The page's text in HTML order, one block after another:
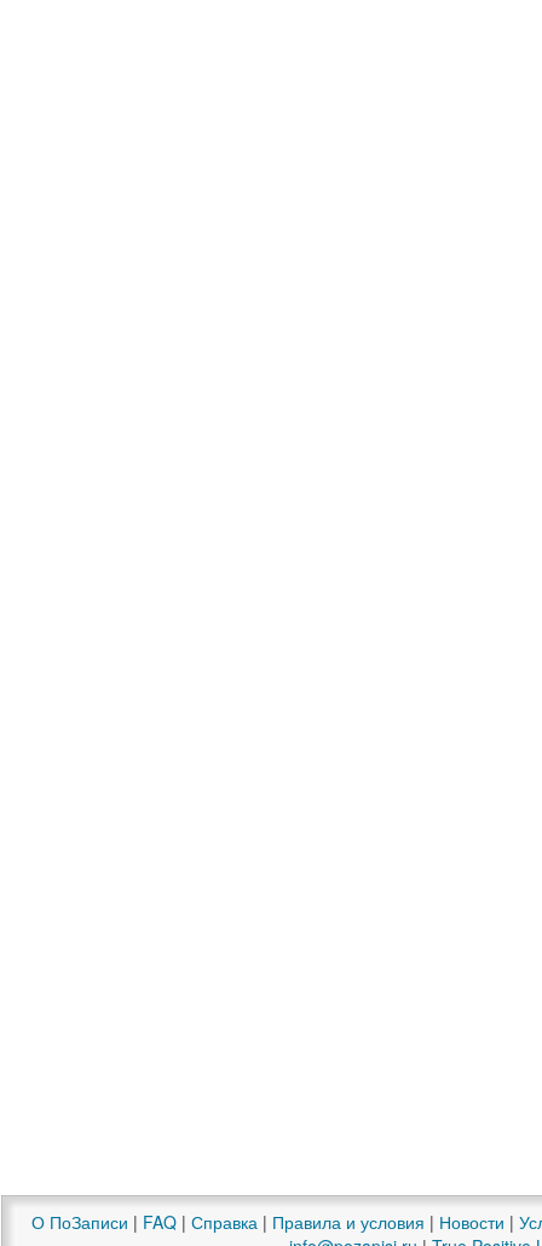
О ПоЗаписи | FAQ | Справка | Правила и условия | Новости |